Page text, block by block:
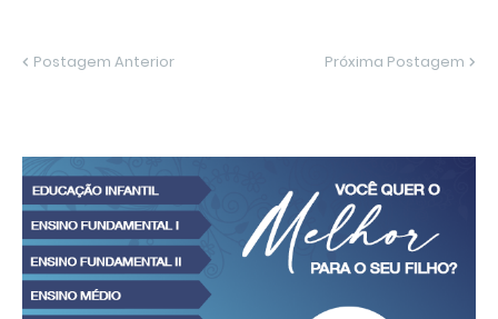
Postagem Anterior Próxima Postagem